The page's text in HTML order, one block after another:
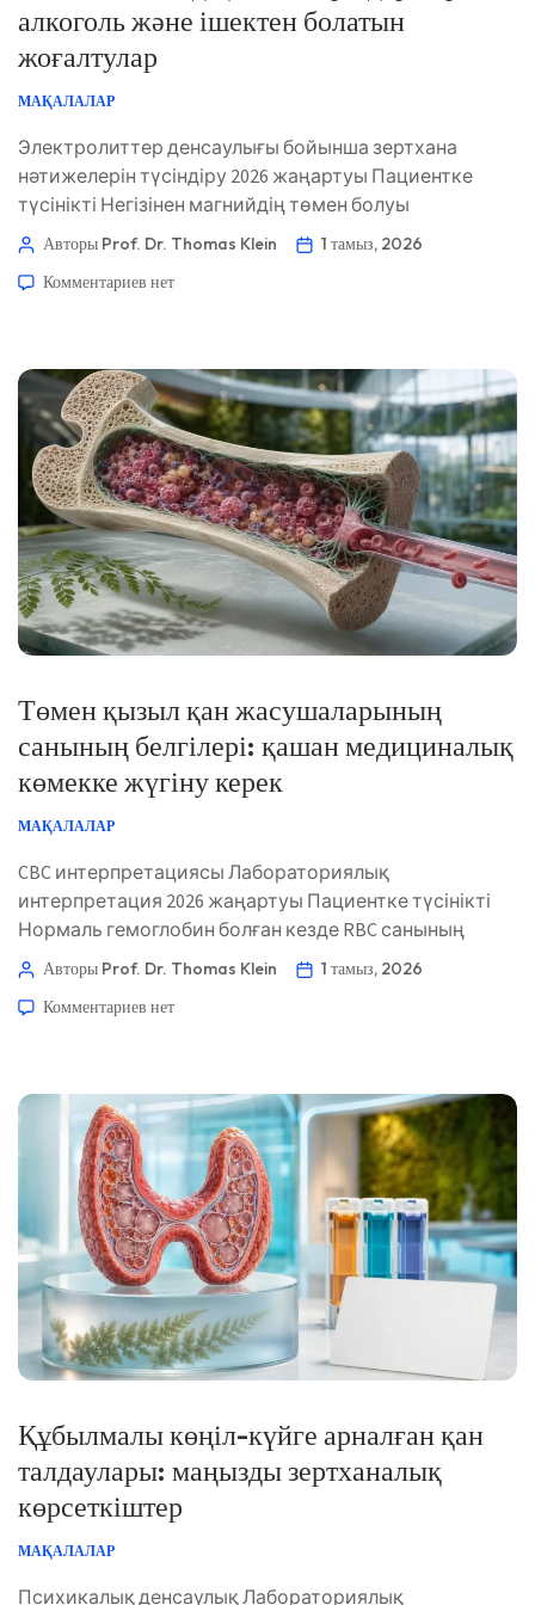
алкоголь және ішектен болатын
жоғалтулар
МАҚАЛАЛАР
Электролиттер денсаулығы бойынша зертхана
нәтижелерін түсіндіру 2026 жаңартуы Пациентке
түсінікті Негізінен магнийдің төмен болуы
дәрілерден болатын бүйректік жоғалтулар, ішектің
немесе алкогольді көп қолдану салдарынан болады—
симптомдарының үлгісі шығу тегін көрсетеді. 📖 ~11
минут 📅 1 тамыз, 2026 📝 Жарияланды: […]
Авторы Prof. Dr. Thomas Klein
1 тамыз, 2026
Комментариев нет
Төмен қызыл қан жасушаларының
санының белгілері: қашан медициналық
көмекке жүгіну керек
МАҚАЛАЛАР
CBC интерпретациясы Лабораториялық
интерпретация 2026 жаңартуы Пациентке түсінікті
Нормаль гемоглобин болған кезде RBC санының
төмен болуы зиянсыз болуы мүмкін, бірақ тыныштық
кету белгілері болса, шұғыл медициналық бағалау
тамыз, 2026 📝 Жарияланды: 1 тамыз, 2026 🩺 […]
Авторы Prof. Dr. Thomas Klein
1 тамыз, 2026
Комментариев нет
Құбылмалы көңіл-күйге арналған қан
талдаулары: маңызды зертханалық
көрсеткіштер
МАҚАЛАЛАР
Психикалық денсаулық Лабораториялық